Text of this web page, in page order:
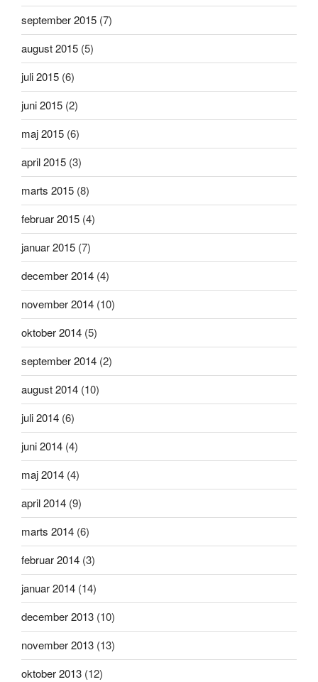
september 2015 (7)
august 2015 (5)
juli 2015 (6)
juni 2015 (2)
maj 2015 (6)
april 2015 (3)
marts 2015 (8)
februar 2015 (4)
januar 2015 (7)
december 2014 (4)
november 2014 (10)
oktober 2014 (5)
september 2014 (2)
august 2014 (10)
juli 2014 (6)
juni 2014 (4)
maj 2014 (4)
april 2014 (9)
marts 2014 (6)
februar 2014 (3)
januar 2014 (14)
december 2013 (10)
november 2013 (13)
oktober 2013 (12)